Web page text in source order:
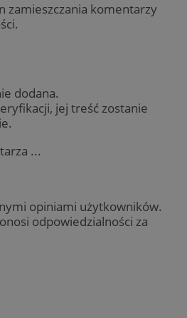
zamieszczania komentarzy
dodana.
jej treść zostanie
...
opiniami użytkowników.
odpowiedzialności za